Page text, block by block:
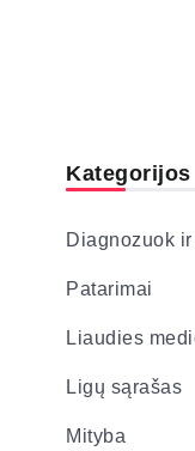
Kategorijos
Diagnozuok
Patarimai
Liaudies
Ligų sąrašas
Mityba